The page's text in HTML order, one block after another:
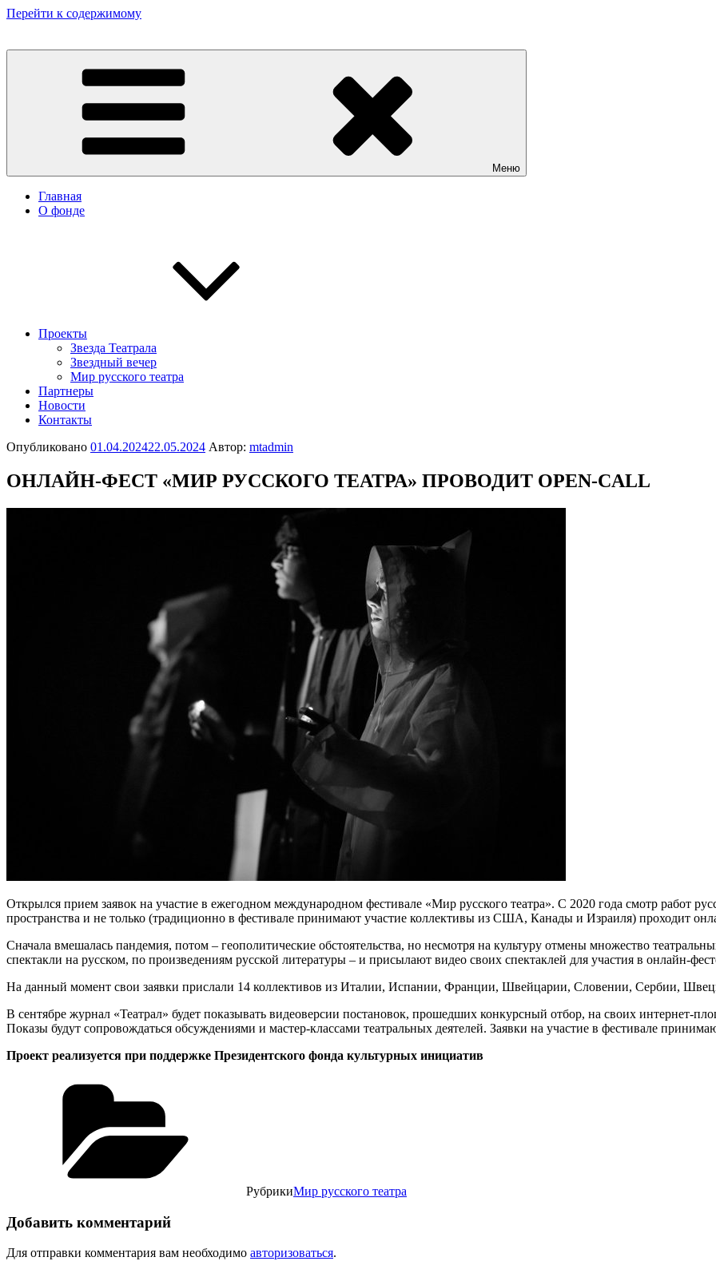
Перейти к содержимому
Некоммерческий фонд культурных и гуманитарных инициатив «Мир театрала»
Меню
Главная
О фонде
Проекты
Звезда Театрала
Звездный вечер
Мир русского театра
Партнеры
Новости
Контакты
Опубликовано 01.04.202422.05.2024 Автор: mtadmin
ОНЛАЙН-ФЕСТ «МИР РУССКОГО ТЕАТРА» ПРОВОДИТ OPEN-CALL
Открылся прием заявок на участие в ежегодном международном фестивале «Мир русского театра». С 2020 года смотр работ
пространства и не только (традиционно в фестивале принимают участие коллективы из США, Канады и Израиля) проходит
Сначала вмешалась пандемия, потом – геополитические обстоятельства, но несмотря на культуру отмены множество
спектакли на русском, по произведениям русской литературы – и присылают видео своих спектаклей для участия в онлайн-
На данный момент свои заявки прислали 14 коллективов из Италии, Испании, Франции, Швейцарии, Словении, Сербии,
В сентябре журнал «Театрал» будет показывать видеоверсии постановок, прошедших конкурсный отбор, на своих интернет-
Показы будут сопровождаться обсуждениями и мастер-классами театральных деятелей. Заявки на участие в фестивале
Проект реализуется при поддержке Президентского фонда культурных инициатив
РубрикиМир русского театра
Добавить комментарий
Для отправки комментария вам необходимо авторизоваться.